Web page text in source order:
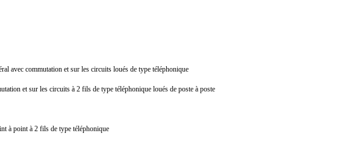
avec commutation et sur les circuits loués de type téléphonique
et sur les circuits à 2 fils de type téléphonique loués de poste à poste
à point à 2 fils de type téléphonique